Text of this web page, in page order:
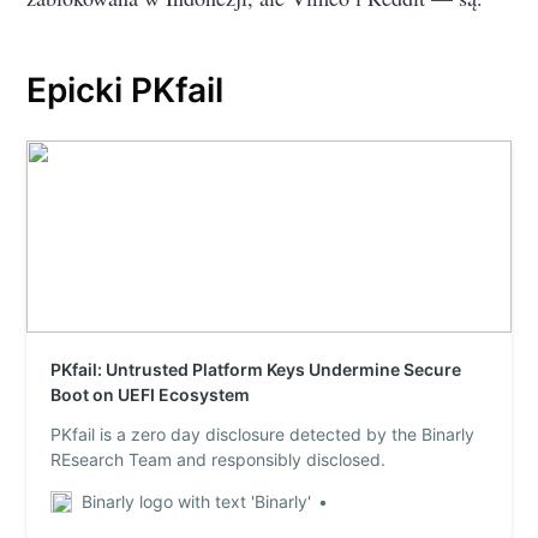
Epicki PKfail
PKfail: Untrusted Platform Keys Undermine Secure
Boot on UEFI Ecosystem
PKfail is a zero day disclosure detected by the Binarly
REsearch Team and responsibly disclosed.
Binarly logo with text 'Binarly'